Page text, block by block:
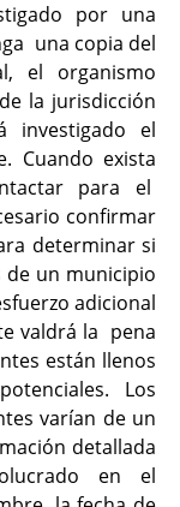
por una
una copia del
el organismo
la jurisdicción
investigado el
Cuando exista
para el
confirmar
determinar si
un municipio
adicional
valdrá la pena
están llenos
Los
varían de un
detallada
en el